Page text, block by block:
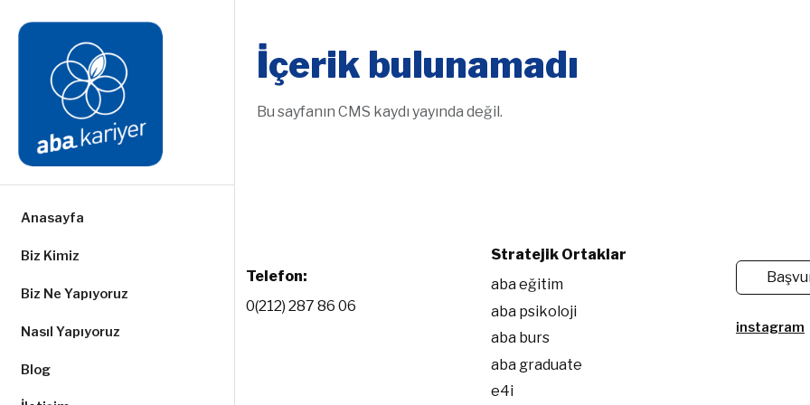
Anasayfa
Biz Kimiz
Biz Ne Yapıyoruz
Nasıl Yapıyoruz
Blog
İçerik bulunamadı
Bu sayfanın CMS kaydı yayında değil.
Telefon:
0(212) 287 86 06
Stratejik Ortaklar
aba eğitim
aba psikoloji
aba burs
aba graduate
e4i
instagram